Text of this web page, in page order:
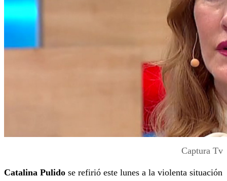
Captura Tv
Catalina Pulido se refirió este lunes a la violenta situación